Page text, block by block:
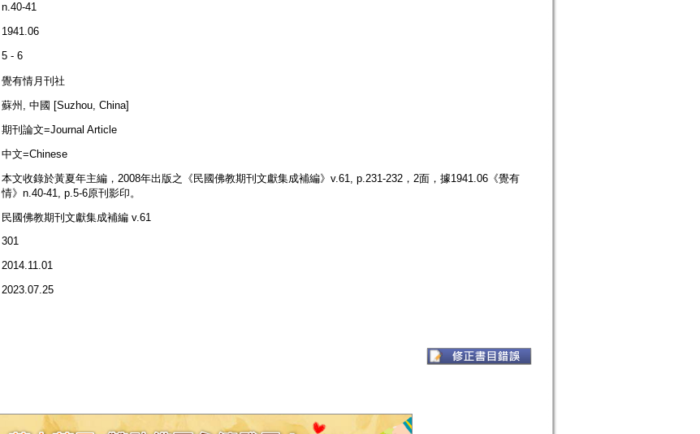
n.40-41
1941.06
5 - 6
覺有情月刊社
蘇州, 中國 [Suzhou, China]
期刊論文=Journal Article
中文=Chinese
本文收錄於黃夏年主編，2008年出版之《民國佛教期刊文獻集成補編》v.61, p.231-232，2面，據1941.06《覺有
情》n.40-41, p.5-6原刊影印。
民國佛教期刊文獻集成補編 v.61
301
2014.11.01
2023.07.25